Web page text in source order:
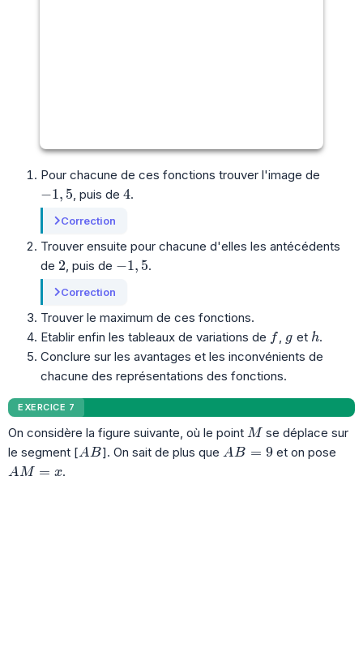
Pour chacune de ces fonctions trouver l'image de
-1,5
−1, 5 , puis de4
4.
Correction
Trouver ensuite pour chacune d'elles les antécédents
de 2
2 , puis de -1,5
−1, 5.
Correction
Trouver le maximum de ces fonctions.
Etablir enfin les tableaux de variations de ff g
g et h
h.
Conclure sur les avantages et les inconvénients de
chacune des représentations des fonctions.
EXERCICE 7
On considère la figure suivante, où le point M
Mse déplace sur
le segment [AB
AB]. On sait de plus que AB = 9
AB = 9et on pose
AM = x
AM = x.